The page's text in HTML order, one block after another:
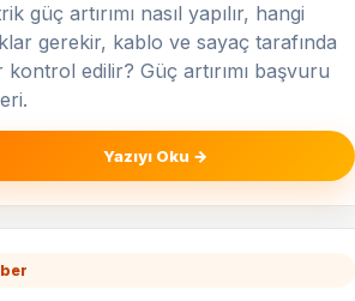
güç artırımı nasıl yapılır, hangi
gerekir, kablo ve sayaç tarafında
kontrol edilir? Güç artırımı başvuru
Yazıyı Oku →